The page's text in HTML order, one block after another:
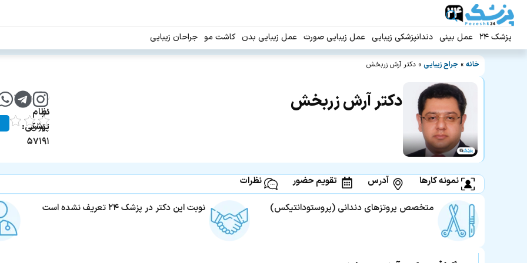
پزشک ۲۴ عمل بینی دندانپزشکی زیبایی عمل زیبایی صورت عمل زیبایی بدن کاشت مو جراحان زیبایی
خانه » جراح زیبایی » دکتر آرش زربخش
دکتر آرش زربخش
دندانپزشک
در
تهران
شماره
نظام
پزشکی:
۵۷۱۹۱
نمونه کارها آدرس تقویم حضور
نظرات
متخصص پروتزهای دندانی (پروستودانتیکس)
نوبت این دکتر در پزشک ۲۴ تعریف نشده است